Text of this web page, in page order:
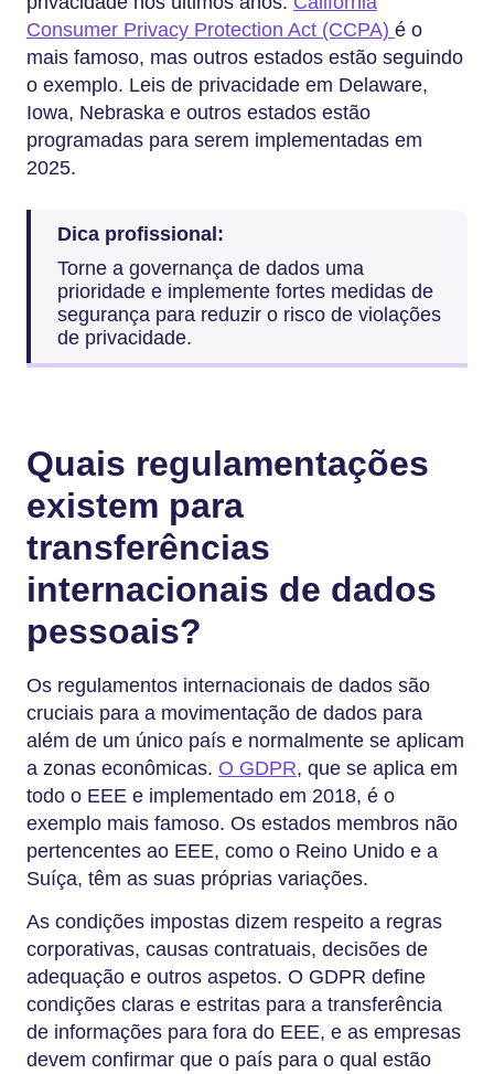
Consumer Privacy Protection Act (CCPA) é o
mais famoso, mas outros estados estão seguindo
o exemplo. Leis de privacidade em Delaware,
Iowa, Nebraska e outros estados estão
programadas para serem implementadas em
2025.
Dica profissional:
Torne a governança de dados uma
prioridade e implemente fortes medidas de
segurança para reduzir o risco de violações
de privacidade.
Quais regulamentações
existem para
transferências
internacionais de dados
pessoais?
Os regulamentos internacionais de dados são
cruciais para a movimentação de dados para
além de um único país e normalmente se aplicam
a zonas econômicas. O GDPR, que se aplica em
todo o EEE e implementado em 2018, é o
exemplo mais famoso. Os estados membros não
pertencentes ao EEE, como o Reino Unido e a
Suíça, têm as suas próprias variações.
As condições impostas dizem respeito a regras
corporativas, causas contratuais, decisões de
adequação e outros aspetos. O GDPR define
condições claras e estritas para a transferência
de informações para fora do EEE, e as empresas
devem confirmar que o país para o qual estão